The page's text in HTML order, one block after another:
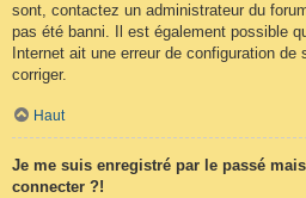
sont, contactez un administrateur du
pas été banni. Il est également possible
Internet ait une erreur de configuration de
corriger.
Haut
Je me suis enregistré par le passé
connecter ?!